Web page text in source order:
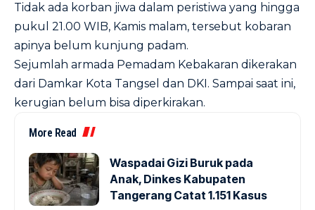
Tidak ada korban jiwa dalam peristiwa yang hingga
pukul 21.00 WIB, Kamis malam, tersebut kobaran
apinya belum kunjung padam.
Sejumlah armada Pemadam Kebakaran dikerakan
dari Damkar Kota Tangsel dan DKI. Sampai saat ini,
kerugian belum bisa diperkirakan.
More Read
Waspadai Gizi Buruk pada
Anak, Dinkes Kabupaten
Tangerang Catat 1.151 Kasus